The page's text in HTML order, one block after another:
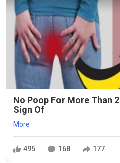
No Poop For More Than
Sign Of
More
495 168 177